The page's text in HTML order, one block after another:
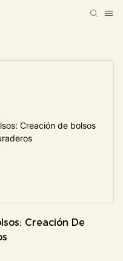
Creación De